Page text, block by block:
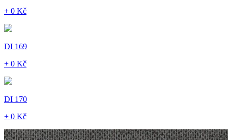
+ 0 Kč
DI 169
+ 0 Kč
DI 170
+ 0 Kč